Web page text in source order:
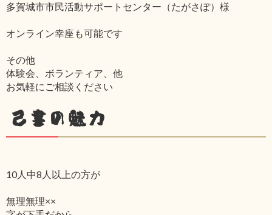
多賀城市市民活動サポートセンター（たがさぽ）様
オンライン幸座も可能です
その他
体験会、ボランティア、他
お気軽にご相談ください
己書の魅力
10人中8人以上の方が
無理無理××